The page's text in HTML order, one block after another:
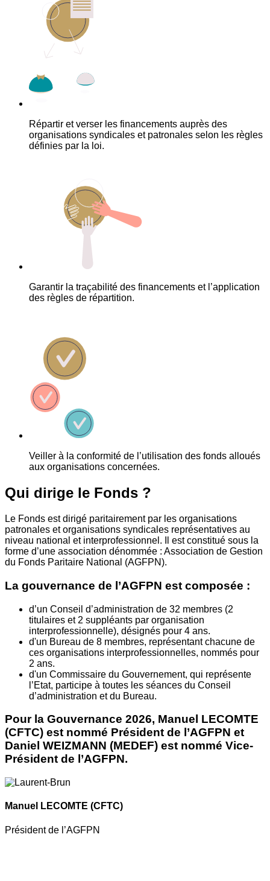
Répartir et verser les financements auprès des
organisations syndicales et patronales selon les règles
définies par la loi.
Garantir la traçabilité des financements et l’application
des règles de répartition.
Veiller à la conformité de l’utilisation des fonds alloués
aux organisations concernées.
Qui dirige le Fonds ?
Le Fonds est dirigé paritairement par les organisations
patronales et organisations syndicales représentatives au
niveau national et interprofessionnel. Il est constitué sous la
forme d’une association dénommée : Association de Gestion
du Fonds Paritaire National (AGFPN).
La gouvernance de l’AGFPN est composée :
d’un Conseil d’administration de 32 membres (2
titulaires et 2 suppléants par organisation
interprofessionnelle), désignés pour 4 ans.
d'un Bureau de 8 membres, représentant chacune de
ces organisations interprofessionnelles, nommés pour
2 ans.
d'un Commissaire du Gouvernement, qui représente
l’Etat, participe à toutes les séances du Conseil
d’administration et du Bureau.
Pour la Gouvernance 2026, Manuel LECOMTE
(CFTC) est nommé Président de l’AGFPN et
Daniel WEIZMANN (MEDEF) est nommé Vice-
Président de l’AGFPN.
Manuel LECOMTE (CFTC)
Président de l’AGFPN